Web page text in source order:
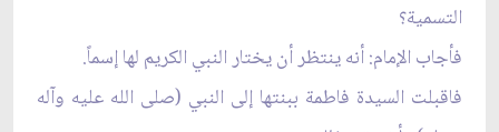
التسمية؟
فأجاب الإمام: أنه ينتظر أن يختار النبي الكريم لها إسماً.
فاقبلت السيدة فاطمة ببنتها إلى النبي (صلى الله عليه وآله